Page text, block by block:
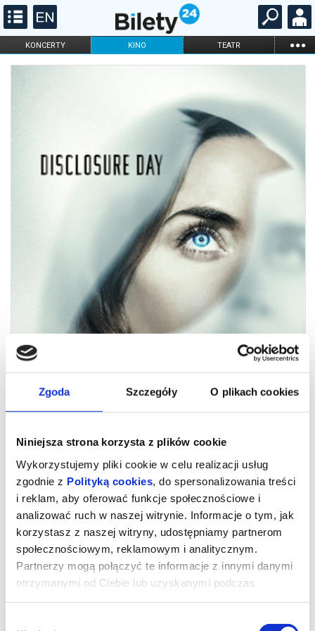
Zgoda Szczegóły O plikach cookies
Niniejsza strona korzysta z plików cookie
Wykorzystujemy pliki cookie w celu realizacji usług
zgodnie z Polityką cookies , do spersonalizowania treści
i reklam, aby oferować funkcje społecznościowe i
analizować ruch w naszej witrynie. Informacje o tym, jak
korzystasz z naszej witryny, udostępniamy partnerom
społecznościowym, reklamowym i analitycznym.
Partnerzy mogą połączyć te informacje z innymi danymi
otrzymanymi od Ciebie lub uzyskanymi podczas
KONCERTY KINO TEATR ...
FILHARMONIA OPERA I BALET
DZIEŃ OBJAWIENIA 2D napisy
Gdybyś dowiedział się, że nie jesteśmy sami, gdyby ktoś ci to
Universal Pictures z dumą przedstawia nowy film autorstwa
W filmie „Dzień objawienia” występują: zdobywczyni nagrody SAG i